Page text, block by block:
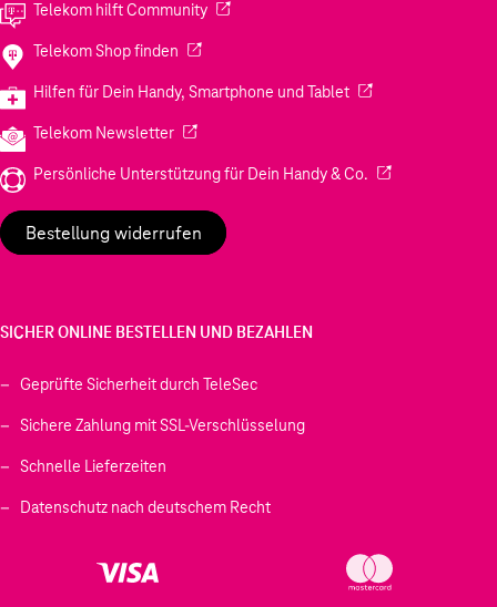
Telekom hilft Community(Wird in einem neuen Tab geöffnet)
Telekom Shop finden (Wird in einem neuen Tab geöffnet)
Hilfen für Dein Handy, Smartphone und Tablet(Wird in einem
Telekom Newsletter(Wird in einem neuen Tab geöffnet)
Persönliche Unterstützung für Dein Handy & Co. (Wird in einem
Bestellung widerrufen
SICHER ONLINE BESTELLEN UND BEZAHLEN
Geprüfte Sicherheit durch TeleSec
Sichere Zahlung mit SSL-Verschlüsselung
Schnelle Lieferzeiten
Datenschutz nach deutschem Recht